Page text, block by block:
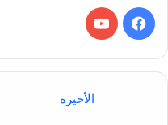
فيسبوك‫YouTube
الأخيرة